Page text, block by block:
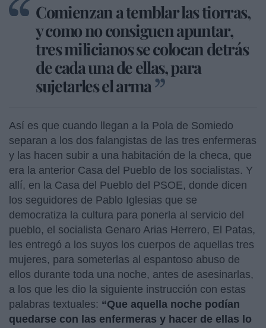
Comienzan a temblar las tiorras,
y como no consiguen apuntar,
tres milicianos se colocan detrás
de cada una de ellas, para
sujetarles el arma
Así es que cuando llegan a la Pola de Somiedo
separan a los dos falangistas de las tres enfermeras
y las hacen subir a una habitación de la checa, que
era la anterior Casa del Pueblo de los socialistas. Y
allí, en la Casa del Pueblo del PSOE, donde dicen
los seguidores de Pablo Iglesias que se
democratiza la cultura para ponerla al servicio del
pueblo, el socialista Genaro Arias Herrero, El Patas,
les entregó a los suyos los cuerpos de aquellas tres
mujeres, para someterlas al espantoso abuso de
ellos durante toda una noche, antes de asesinarlas,
a los que les dio la siguiente instrucción con estas
palabras textuales: “Que aquella noche podían
quedarse con las enfermeras y hacer de ellas lo